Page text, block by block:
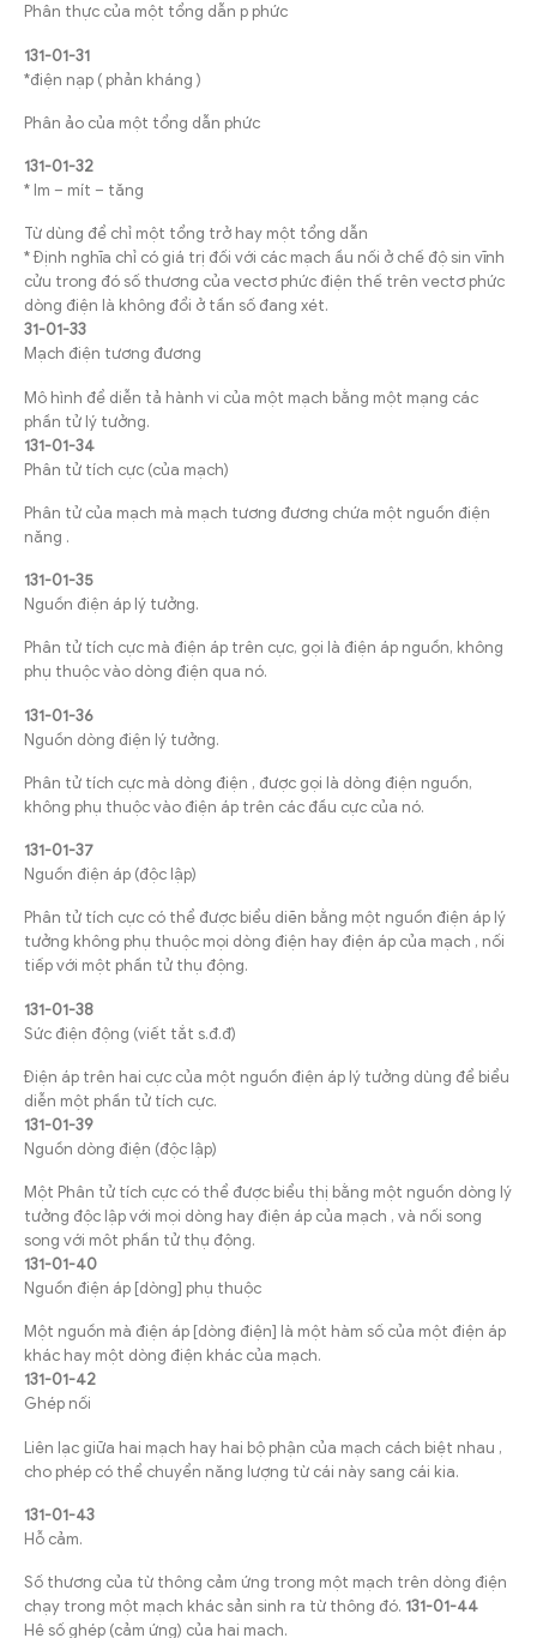
Phân thực của một tổng dẫn p phức
131-01-31
*điện nạp ( phản kháng )
Phân ảo của một tổng dẫn phức
131-01-32
* Im – mít – tăng
Từ dùng để chỉ một tổng trở hay một tổng dẫn
* Định nghĩa chỉ có giá trị đối với các mạch ầu nối ở chế độ sin vĩnh
cửu trong đó số thương của vectơ phức điện thế trên vectơ phức
dòng điện là không đổi ở tần số đang xét.
31-01-33
Mạch điện tương đương
Mô hình để diễn tả hành vi của một mạch bằng một mạng các
phần tử lý tưởng.
131-01-34
Phân tử tích cực (của mạch)
Phân tử của mạch mà mạch tương đương chứa một nguồn điện
năng .
131-01-35
Nguồn điện áp lý tưởng.
Phân tử tích cực mà điện áp trên cực, gọi là điện áp nguồn, không
phụ thuộc vào dòng điện qua nó.
131-01-36
Nguồn dòng điện lý tưởng.
Phân tử tích cực mà dòng điện , được gọi là dòng điện nguồn,
không phụ thuộc vào điện áp trên các đầu cực của nó.
131-01-37
Nguồn điện áp (độc lập)
Phân tử tích cực có thể được biểu diẽn bằng một nguồn điện áp lý
tưởng không phụ thuộc mọi dòng điện hay điện áp của mạch , nối
tiếp với một phần tử thụ động.
131-01-38
Sức điện động (viết tắt s.đ.đ)
Điện áp trên hai cực của một nguồn điện áp lý tưởng dùng để biểu
diễn một phần tử tích cực.
131-01-39
Nguồn dòng điện (độc lập)
Một Phân tử tích cực có thể được biểu thị bằng một nguồn dòng lý
tưởng độc lập với mọi dòng hay điện áp của mạch , và nối song
song với môt phần tử thụ động.
131-01-40
Nguồn điện áp [dòng] phụ thuộc
Một nguồn mà điện áp [dòng điện] là một hàm số của một điện áp
khác hay một dòng điện khác của mạch.
131-01-42
Ghép nối
Liên lạc giữa hai mạch hay hai bộ phận của mạch cách biệt nhau ,
cho phép có thể chuyển năng lượng từ cái này sang cái kia.
131-01-43
Hỗ cảm.
Số thương của từ thông cảm ứng trong một mạch trên dòng điện
chạy trong một mạch khác sản sinh ra từ thông đó. 131-01-44
Hệ số ghép (cảm ứng) của hai mạch.